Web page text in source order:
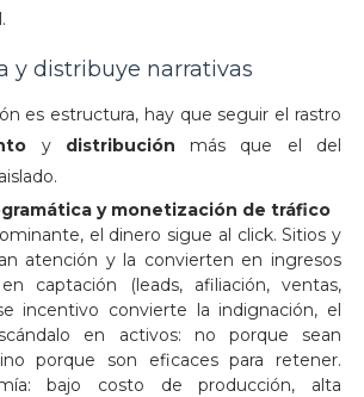
y distribuye narrativas
es estructura, hay que seguir el rastro
y distribución más que el del
y monetización de tráfico
el dinero sigue al click. Sitios y
atención y la convierten en ingresos
captación (leads, afiliación, ventas,
incentivo convierte la indignación, el
en activos: no porque sean
porque son eficaces para retener.
bajo costo de producción, alta